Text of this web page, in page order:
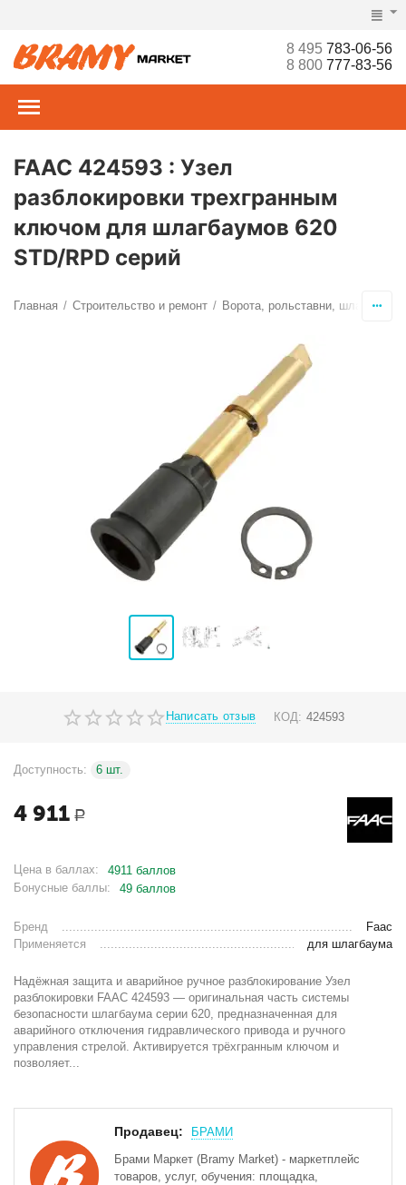
8 495783-06-56
8 800777-83-56
FAAC 424593 : Узел
разблокировки трехгранным
ключом для шлагбаумов 620
STD/RPD серий
Главная / Строительство и ремонт / Ворота, рольставни,
Написать отзыв КОД: 424593
Доступность: 6 шт.
4 911 Р
Цена в баллах:
4911 баллов
Бонусные баллы:
49 баллов
Бренд
Faac
Применяется
для шлагбаума
Надёжная защита и аварийное ручное разблокирование Узел
разблокировки FAAC 424593 — оригинальная часть системы
безопасности шлагбаума серии 620, предназначенная для
аварийного отключения гидравлического привода и ручного
управления стрелой. Активируется трёхгранным ключом и
позволяет...
Продавец:
БРАМИ
Брами Маркет (Bramy Market) - маркетплейс
товаров, услуг, обучения: площадка,